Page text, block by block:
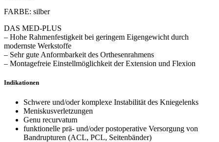
FARBE: silber
DAS MED-PLUS
– Hohe Rahmenfestigkeit bei geringem Eigengewicht durch
modernste Werkstoffe
– Sehr gute Anformbarkeit des Orthesenrahmens
– Montagefreie Einstellmöglichkeit der Extension und Flexion
Indikationen
Schwere und/oder komplexe Instabilität des Kniegelenks
Meniskusverletzungen
Genu recurvatum
funktionelle prä- und/oder postoperative Versorgung von
Bandrupturen (ACL, PCL, Seitenbänder)